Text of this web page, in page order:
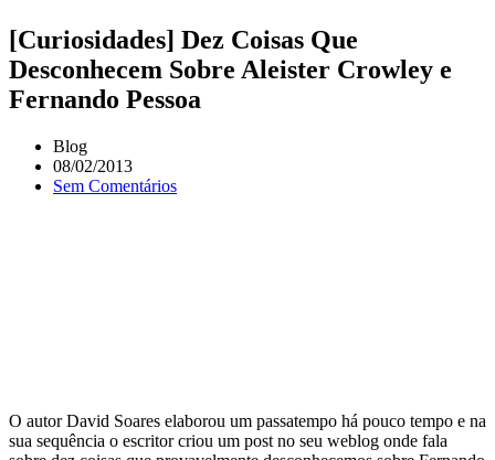
[Curiosidades] Dez Coisas Que
Desconhecem Sobre Aleister Crowley e
Fernando Pessoa
Blog
08/02/2013
Sem Comentários
O autor David Soares elaborou um passatempo há pouco tempo e na
sua sequência o escritor criou um post no seu weblog onde fala